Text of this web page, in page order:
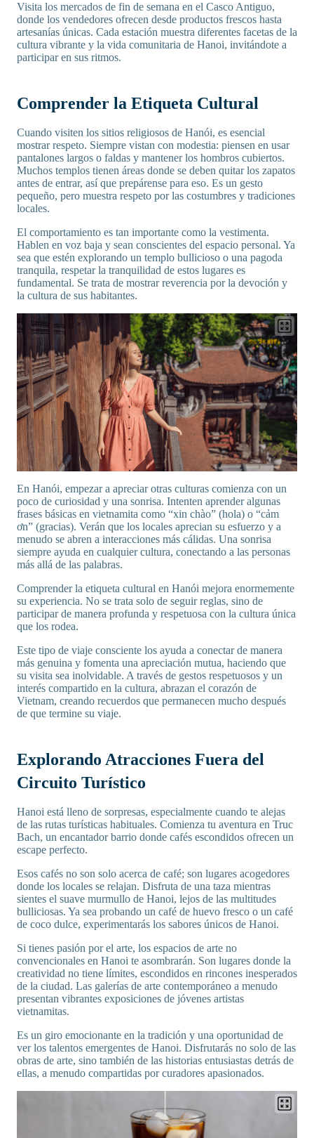
Visita los mercados de fin de semana en el Casco Antiguo,
donde los vendedores ofrecen desde productos frescos hasta
artesanías únicas. Cada estación muestra diferentes facetas de la
cultura vibrante y la vida comunitaria de Hanoi, invitándote a
participar en sus ritmos.
Comprender la Etiqueta Cultural
Cuando visiten los sitios religiosos de Hanói, es esencial
mostrar respeto. Siempre vistan con modestia: piensen en usar
pantalones largos o faldas y mantener los hombros cubiertos.
Muchos templos tienen áreas donde se deben quitar los zapatos
antes de entrar, así que prepárense para eso. Es un gesto
pequeño, pero muestra respeto por las costumbres y tradiciones
locales.
El comportamiento es tan importante como la vestimenta.
Hablen en voz baja y sean conscientes del espacio personal. Ya
sea que estén explorando un templo bullicioso o una pagoda
tranquila, respetar la tranquilidad de estos lugares es
fundamental. Se trata de mostrar reverencia por la devoción y
la cultura de sus habitantes.
En Hanói, empezar a apreciar otras culturas comienza con un
poco de curiosidad y una sonrisa. Intenten aprender algunas
frases básicas en vietnamita como “xin chào” (hola) o “cảm
ơn” (gracias). Verán que los locales aprecian su esfuerzo y a
menudo se abren a interacciones más cálidas. Una sonrisa
siempre ayuda en cualquier cultura, conectando a las personas
más allá de las palabras.
Comprender la etiqueta cultural en Hanói mejora enormemente
su experiencia. No se trata solo de seguir reglas, sino de
participar de manera profunda y respetuosa con la cultura única
que los rodea.
Este tipo de viaje consciente los ayuda a conectar de manera
más genuina y fomenta una apreciación mutua, haciendo que
su visita sea inolvidable. A través de gestos respetuosos y un
interés compartido en la cultura, abrazan el corazón de
Vietnam, creando recuerdos que permanecen mucho después
de que termine su viaje.
Explorando Atracciones Fuera del
Circuito Turístico
Hanoi está lleno de sorpresas, especialmente cuando te alejas
de las rutas turísticas habituales. Comienza tu aventura en Truc
Bach, un encantador barrio donde cafés escondidos ofrecen un
escape perfecto.
Esos cafés no son solo acerca de café; son lugares acogedores
donde los locales se relajan. Disfruta de una taza mientras
sientes el suave murmullo de Hanoi, lejos de las multitudes
bulliciosas. Ya sea probando un café de huevo fresco o un café
de coco dulce, experimentarás los sabores únicos de Hanoi.
Si tienes pasión por el arte, los espacios de arte no
convencionales en Hanoi te asombrarán. Son lugares donde la
creatividad no tiene límites, escondidos en rincones inesperados
de la ciudad. Las galerías de arte contemporáneo a menudo
presentan vibrantes exposiciones de jóvenes artistas
vietnamitas.
Es un giro emocionante en la tradición y una oportunidad de
ver los talentos emergentes de Hanoi. Disfrutarás no solo de las
obras de arte, sino también de las historias entusiastas detrás de
ellas, a menudo compartidas por curadores apasionados.